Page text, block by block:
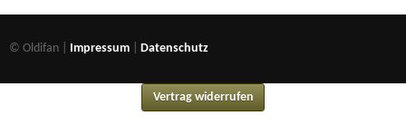
© Oldifan | Impressum Datenschutz
Vertrag widerrufen